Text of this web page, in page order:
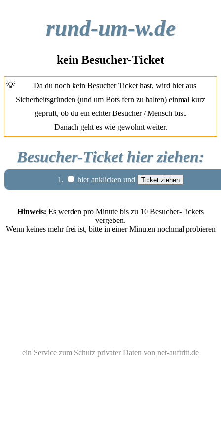
rund-um-w.de
kein Besucher-Ticket
💡
Da du noch kein Besucher Ticket hast, wird hier aus
Sicherheitsgründen (und um Bots fern zu halten) einmal kurz
geprüft, ob du ein echter Besucher / Mensch bist.
Danach geht es wie gewohnt weiter.
Besucher-Ticket hier ziehen:
1. hier anklicken und
Hinweis: Es werden pro Minute bis zu 10 Besucher-Tickets
vergeben.
Wenn keines mehr frei ist, bitte in einer Minuten nochmal probieren
ein Service zum Schutz privater Daten von net-auftritt.de